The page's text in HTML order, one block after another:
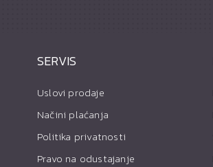
SERVIS
Uslovi prodaje
Načini plaćanja
Politika privatnosti
Pravo na odustajanje